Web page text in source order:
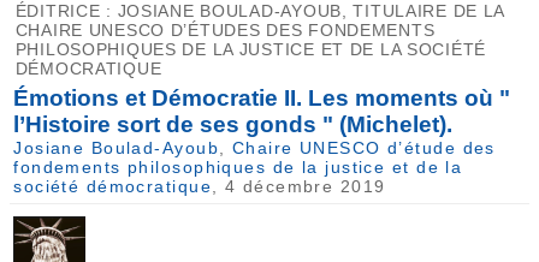
ÉDITRICE : JOSIANE BOULAD-AYOUB, TITULAIRE DE LA
CHAIRE UNESCO D’ÉTUDES DES FONDEMENTS
PHILOSOPHIQUES DE LA JUSTICE ET DE LA SOCIÉTÉ
DÉMOCRATIQUE
Émotions et Démocratie II. Les moments où "
l’Histoire sort de ses gonds " (Michelet).
Josiane Boulad-Ayoub
Chaire UNESCO d’étude des
fondements philosophiques de la justice et de la
société démocratique , 4 décembre 2019